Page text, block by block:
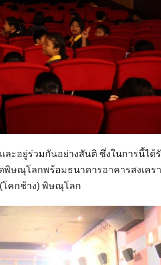
ะอยู่ร่วมกันอย่างสันติ ซึ่งในการนี้ได้
ษณุโลกพร้อมธนาคารอาคารสงเคร
โคกช้าง) พิษณุโลก